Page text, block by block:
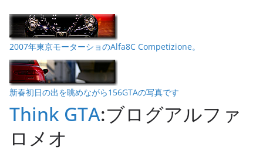
2007年東京モーターショのAlfa8C Competizione。
新春初日の出を眺めながら156GTAの写真です
Think GTA:ブログアルファ
ロメオ